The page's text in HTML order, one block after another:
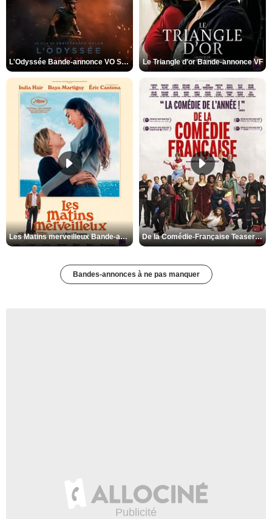
L'Odyssée Bande-annonce VO STFR Le Triangle d'or Bande-annonce VF
Les Matins merveilleux Bande-annonce VF De la Comédie-Française Teaser VF
Bandes-annonces à ne pas manquer